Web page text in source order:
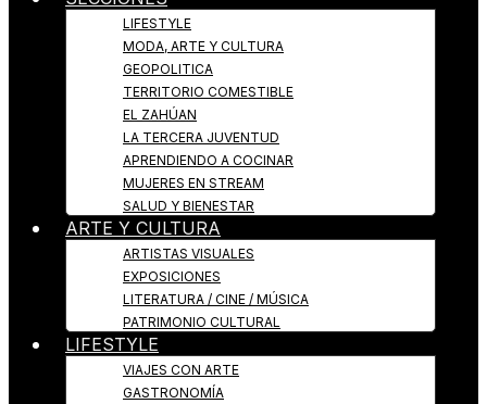
LIFESTYLE
MODA, ARTE Y CULTURA
GEOPOLITICA
TERRITORIO COMESTIBLE
EL ZAHÚAN
LA TERCERA JUVENTUD
APRENDIENDO A COCINAR
MUJERES EN STREAM
SALUD Y BIENESTAR
ARTE Y CULTURA
ARTISTAS VISUALES
EXPOSICIONES
LITERATURA / CINE / MÚSICA
PATRIMONIO CULTURAL
LIFESTYLE
VIAJES CON ARTE
GASTRONOMÍA